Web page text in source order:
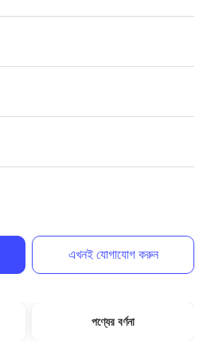
এখনই যোগাযোগ করুন
পণ্যের বর্ণনা